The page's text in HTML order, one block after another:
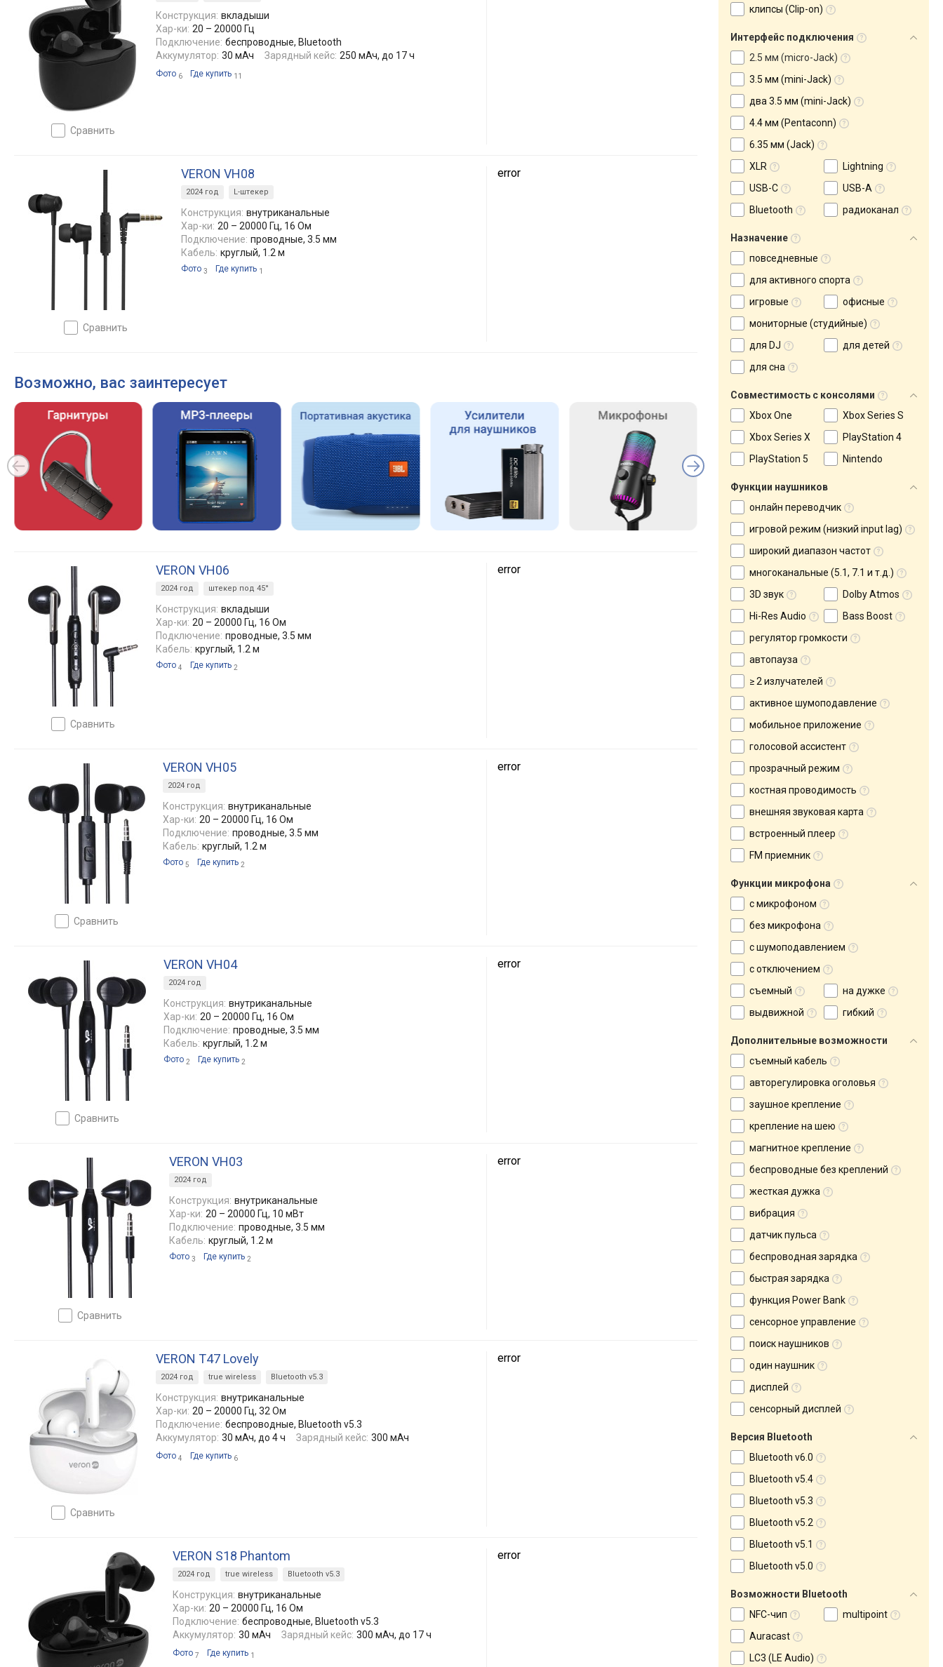
сравнить
Конструкция: вкладыши
Хар-ки: 20 – 20000 Гц
Подключение: беспроводные, Bluetooth
Аккумулятор: 30 мАч Зарядный кейс: 250 мАч, до 17 ч
Фото 6 Где купить 11
сравнить
VERON VH08
2024 год L-штекер
Конструкция: внутриканальные
Хар-ки: 20 – 20000 Гц, 16 Ом
Подключение: проводные, 3.5 мм
Кабель: круглый, 1.2 м
Фото 3 Где купить 1
error
Возможно, вас заинтересует
сравнить
VERON VH06
2024 год штекер под 45°
Конструкция: вкладыши
Хар-ки: 20 – 20000 Гц, 16 Ом
Подключение: проводные, 3.5 мм
Кабель: круглый, 1.2 м
Фото 4 Где купить 2
error
сравнить
VERON VH05
2024 год
Конструкция: внутриканальные
Хар-ки: 20 – 20000 Гц, 16 Ом
Подключение: проводные, 3.5 мм
Кабель: круглый, 1.2 м
Фото 5 Где купить 2
error
сравнить
VERON VH04
2024 год
Конструкция: внутриканальные
Хар-ки: 20 – 20000 Гц, 16 Ом
Подключение: проводные, 3.5 мм
Кабель: круглый, 1.2 м
Фото 2 Где купить 2
error
сравнить
VERON VH03
2024 год
Конструкция: внутриканальные
Хар-ки: 20 – 20000 Гц, 10 мВт
Подключение: проводные, 3.5 мм
Кабель: круглый, 1.2 м
Фото 3 Где купить 2
error
сравнить
VERON T47 Lovely
2024 год true wireless Bluetooth v5.3
Конструкция: внутриканальные
Хар-ки: 20 – 20000 Гц, 32 Ом
Подключение: беспроводные, Bluetooth v5.3
Аккумулятор: 30 мАч, до 4 ч Зарядный кейс: 300 мАч
Фото 4 Где купить 6
error
VERON S18 Phantom
2024 год true wireless Bluetooth v5.3
Конструкция: внутриканальные
Хар-ки: 20 – 20000 Гц, 16 Ом
Подключение: беспроводные, Bluetooth v5.3
Аккумулятор: 30 мАч Зарядный кейс: 300 мАч, до 17 ч
Фото 7 Где купить 1
error
клипсы (Clip-on)
Интерфейс подключения
2.5 мм (micro-Jack)
3.5 мм (mini-Jack)
два 3.5 мм (mini-Jack)
4.4 мм (Pentaconn)
6.35 мм (Jack)
XLR
Lightning
USB-C
USB-A
Bluetooth
радиоканал
Назначение
повседневные
для активного спорта
игровые
офисные
мониторные (студийные)
для DJ
для детей
для сна
Совместимость с консолями
Xbox One
Xbox Series S
Xbox Series X
PlayStation 4
PlayStation 5
Nintendo
Функции наушников
онлайн переводчик
игровой режим (низкий input lag)
широкий диапазон частот
многоканальные (5.1, 7.1 и т.д.)
3D звук
Dolby Atmos
Hi-Res Audio
Bass Boost
регулятор громкости
автопауза
≥ 2 излучателей
активное шумоподавление
мобильное приложение
голосовой ассистент
прозрачный режим
костная проводимость
внешняя звуковая карта
встроенный плеер
FM приемник
Функции микрофона
с микрофоном
без микрофона
с шумоподавлением
с отключением
съемный
на дужке
выдвижной
гибкий
Дополнительные возможности
съемный кабель
авторегулировка оголовья
заушное крепление
крепление на шею
магнитное крепление
беспроводные без креплений
жесткая дужка
вибрация
датчик пульса
беспроводная зарядка
быстрая зарядка
функция Power Bank
сенсорное управление
поиск наушников
один наушник
дисплей
сенсорный дисплей
Версия Bluetooth
Bluetooth v6.0
Bluetooth v5.4
Bluetooth v5.3
Bluetooth v5.2
Bluetooth v5.1
Bluetooth v5.0
Возможности Bluetooth
NFC-чип
multipoint
Auracast
LC3 (LE Audio)